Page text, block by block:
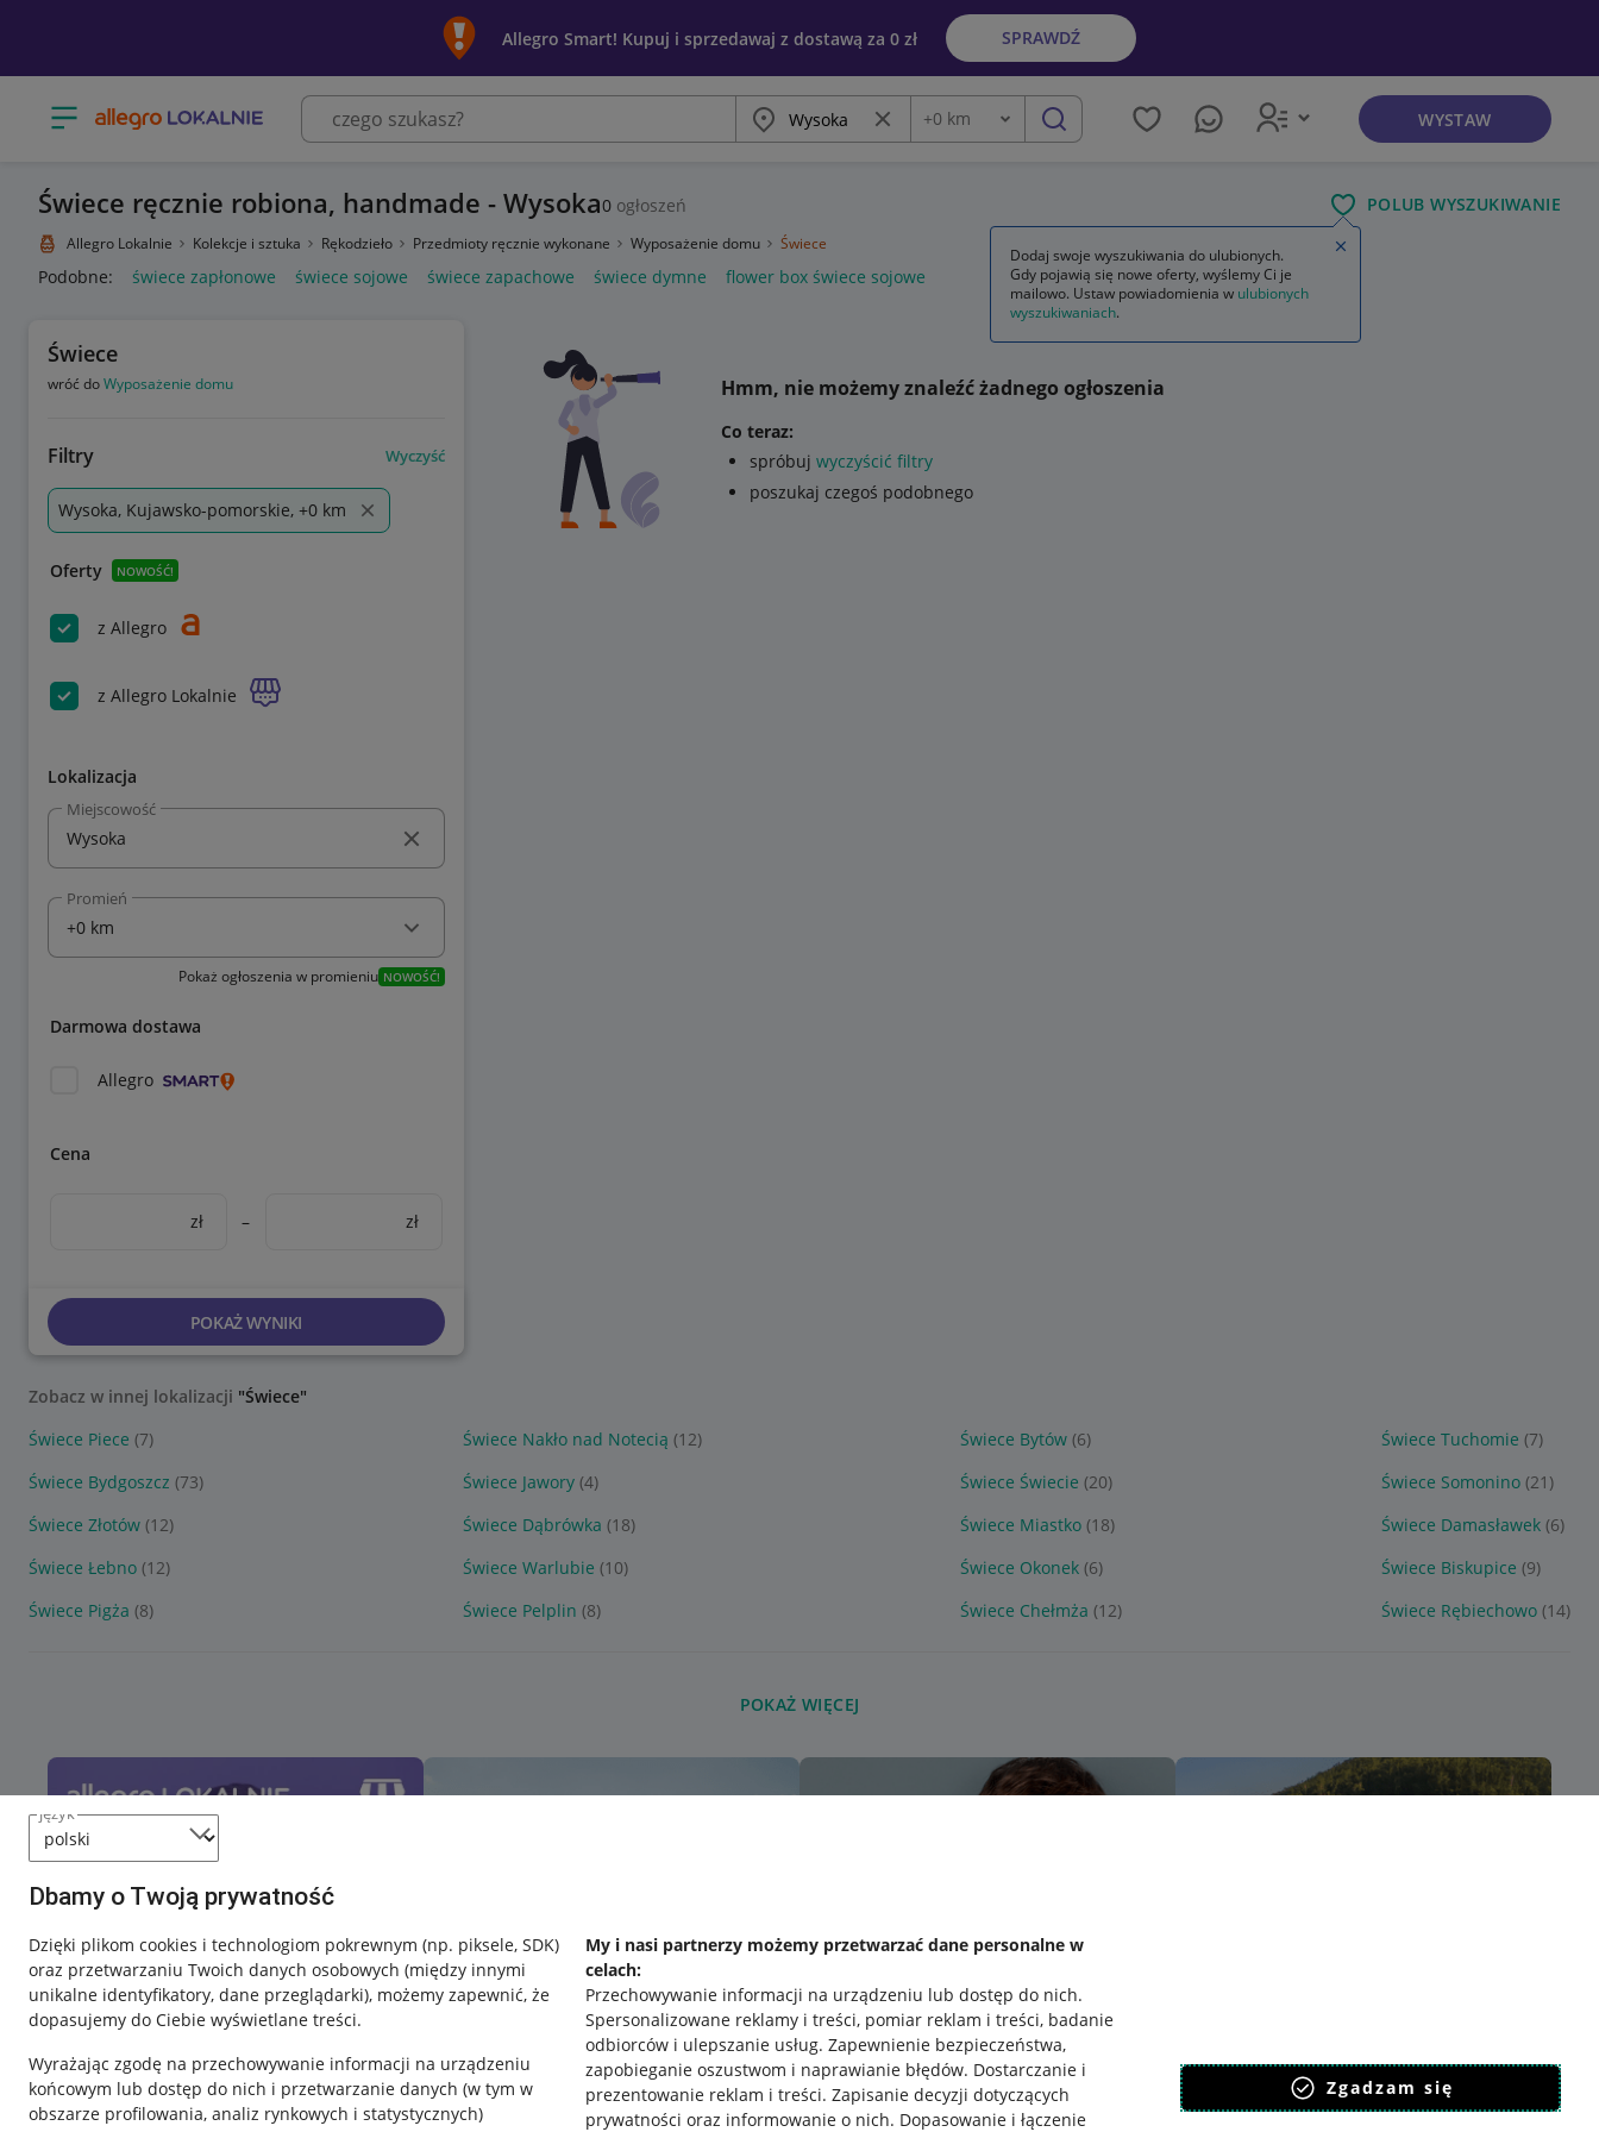
język
Dbamy o Twoją prywatność
Dzięki plikom cookies i technologiom pokrewnym (np. piksele, SDK)
oraz przetwarzaniu Twoich danych osobowych (między innymi
unikalne identyfikatory, dane przeglądarki), możemy zapewnić, że
dopasujemy do Ciebie wyświetlane treści.
Wyrażając zgodę na przechowywanie informacji na urządzeniu
końcowym lub dostęp do nich i przetwarzanie danych (w tym w
obszarze profilowania, analiz rynkowych i statystycznych)
My i nasi partnerzy możemy przetwarzać dane personalne w
celach:
Przechowywanie informacji na urządzeniu lub dostęp do nich.
Spersonalizowane reklamy i treści, pomiar reklam i treści, badanie
odbiorców i ulepszanie usług. Zapewnienie bezpieczeństwa,
zapobieganie oszustwom i naprawianie błędów. Dostarczanie i
prezentowanie reklam i treści. Zapisanie decyzji dotyczących
prywatności oraz informowanie o nich. Dopasowanie i łączenie
Zgadzam się
Allegro Smart! Kupuj i sprzedawaj z dostawą za 0 zł SPRAWDŹ
Otwórz menu z kategoriami Miasto Wyczyść frazę
Odległość
+0 km szukaj WYSTAW
Świece ręcznie robiona, handmade - Wysoka0 ogłoszeń POLUB WYSZUKIWANIE
Allegro Lokalnie Kolekcje i sztuka Rękodzieło Przedmioty ręcznie wykonane Wyposażenie domu Świece
Podobne: świece zapłonowe świece sojowe świece zapachowe świece dymne flower box świece sojowe
Świece
wróć doWyposażenie domu
Filtry Wyczyść
Wysoka, Kujawsko-pomorskie, +0 km
Oferty NOWOŚĆ!
z Allegro
z Allegro Lokalnie
Lokalizacja
Miejscowość
Promień
Pokaż ogłoszenia w promieniu NOWOŚĆ!
Darmowa dostawa
Allegro
Cena
zł – zł
POKAŻ WYNIKI
Hmm, nie możemy znaleźć żadnego ogłoszenia
Co teraz:
spróbuj wyczyścić filtry
poszukaj czegoś podobnego
Zobacz w innej lokalizacji "Świece"
Świece Piece (7) Świece Nakło nad Notecią (12) Świece Bytów (6) Świece Tuchomie (7)
Świece Bydgoszcz (73) Świece Jawory (4) Świece Świecie (20) Świece Somonino (21)
Świece Złotów (12) Świece Dąbrówka (18) Świece Miastko (18) Świece Damasławek (6)
Świece Łebno (12) Świece Warlubie (10) Świece Okonek (6) Świece Biskupice (9)
Świece Pigża (8) Świece Pelplin (8) Świece Chełmża (12) Świece Rębiechowo (14)
POKAŻ WIĘCEJ
Dodaj swoje wyszukiwania do ulubionych.
Gdy pojawią się nowe oferty, wyślemy Ci je
mailowo. Ustaw powiadomienia w ulubionych
wyszukiwaniach.
Zamknij wskazówkę